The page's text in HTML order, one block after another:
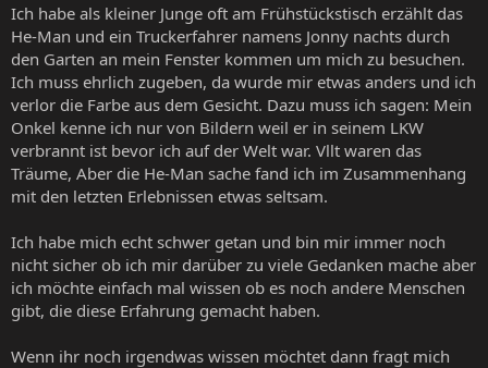
Ich habe als kleiner Junge oft am Frühstückstisch erzählt das
He-Man und ein Truckerfahrer namens Jonny nachts durch
den Garten an mein Fenster kommen um mich zu besuchen.
Ich muss ehrlich zugeben, da wurde mir etwas anders und ich
verlor die Farbe aus dem Gesicht. Dazu muss ich sagen: Mein
Onkel kenne ich nur von Bildern weil er in seinem LKW
verbrannt ist bevor ich auf der Welt war. Vllt waren das
Träume, Aber die He-Man sache fand ich im Zusammenhang
mit den letzten Erlebnissen etwas seltsam.
Ich habe mich echt schwer getan und bin mir immer noch
nicht sicher ob ich mir darüber zu viele Gedanken mache aber
ich möchte einfach mal wissen ob es noch andere Menschen
gibt, die diese Erfahrung gemacht haben.
Wenn ihr noch irgendwas wissen möchtet dann fragt mich